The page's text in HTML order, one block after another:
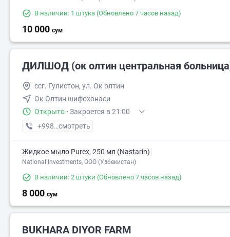
В наличии: 1 штука (Обновлено 7 часов назад)
10 000 сум
ДИЛШОД (ок олтин центральная
ссг. Гулистон, ул. Ок олтин
Ок Олтин шифохонаси
Открыто · Закроется в 21:00
+998 (91) XXX-XX-XX
смотреть
Жидкое мыло Purex, 250 мл (Nastarin)
National Investments, ООО (Узбекистан)
В наличии: 2 штуки (Обновлено 7 часов назад)
8 000 сум
BUKHARA DIYOR FARM